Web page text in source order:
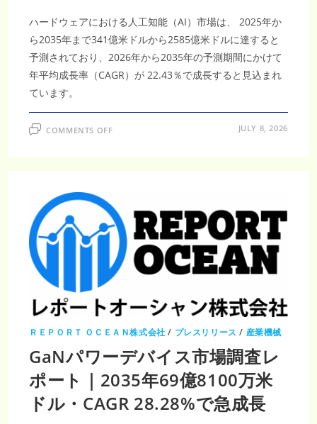
ハードウェアにおける人工知能（AI）市場は、 2025年か
ら2035年まで341億米ドルから2585億米ドルに達すると
予測されており、2026年から2035年の予測期間にかけて
年平均成長率（CAGR）が 22.43％で成長すると見込まれ
ています。
COMMENTS OFFON
け
る
人
工
知
能
（AI）
市
査
レ
ポ
ー
ト
｜
2035
年
2585
億
米
ド
ル・
JULY 8, 2026
ＲＥＰＯＲＴ ＯＣＥＡＮ株式会社 / プレスリリース / 産業機械
GaNパワーデバイス市場調査レ
ポート｜2035年69億8100万米
ドル・CAGR 28.28%で急成長